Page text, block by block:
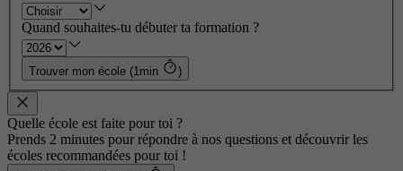
Quand souhaites-tu débuter ta formation ?
Trouver mon école (1min )
Quelle école est faite pour toi ?
Prends 2 minutes pour répondre à nos questions et découvrir les
écoles recommandées pour toi !